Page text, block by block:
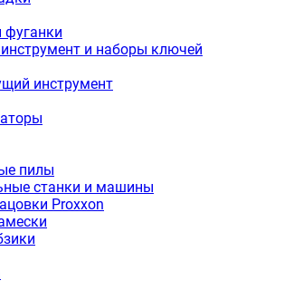
фуганки
и наборы ключей
инструмент
пилы
станки и машины
Proxxon